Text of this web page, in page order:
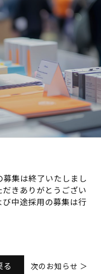
集は終了いたしまし
きありがとうござい
中途採用の募集は行
る 次のお知らせ ＞